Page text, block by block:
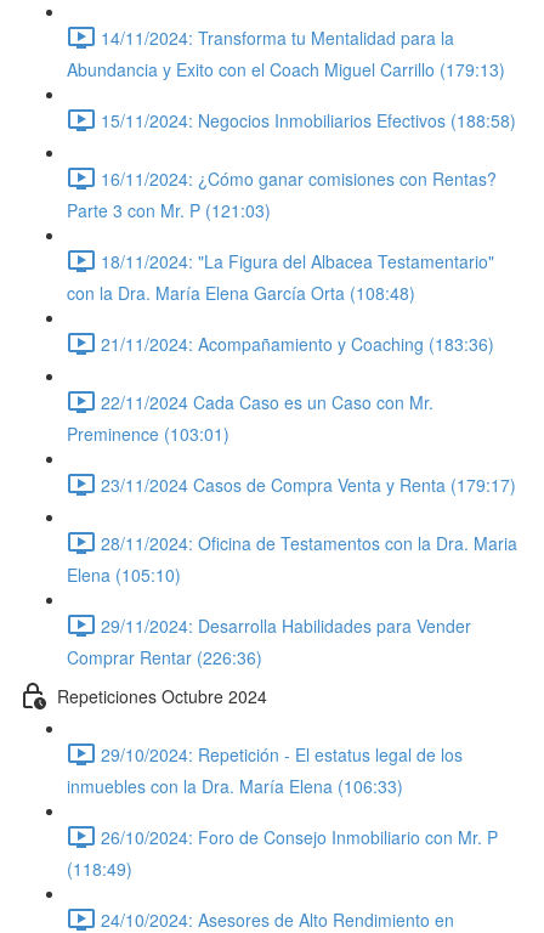
14/11/2024: Transforma tu Mentalidad para la
Abundancia y Exito con el Coach Miguel Carrillo (179:13)
15/11/2024: Negocios Inmobiliarios Efectivos (188:58)
16/11/2024: ¿Cómo ganar comisiones con Rentas?
Parte 3 con Mr. P (121:03)
18/11/2024: "La Figura del Albacea Testamentario"
con la Dra. María Elena García Orta (108:48)
21/11/2024: Acompañamiento y Coaching (183:36)
22/11/2024 Cada Caso es un Caso con Mr.
Preminence (103:01)
23/11/2024 Casos de Compra Venta y Renta (179:17)
28/11/2024: Oficina de Testamentos con la Dra. Maria
Elena (105:10)
29/11/2024: Desarrolla Habilidades para Vender
Comprar Rentar (226:36)
Repeticiones Octubre 2024
29/10/2024: Repetición - El estatus legal de los
inmuebles con la Dra. María Elena (106:33)
26/10/2024: Foro de Consejo Inmobiliario con Mr. P
(118:49)
24/10/2024: Asesores de Alto Rendimiento en